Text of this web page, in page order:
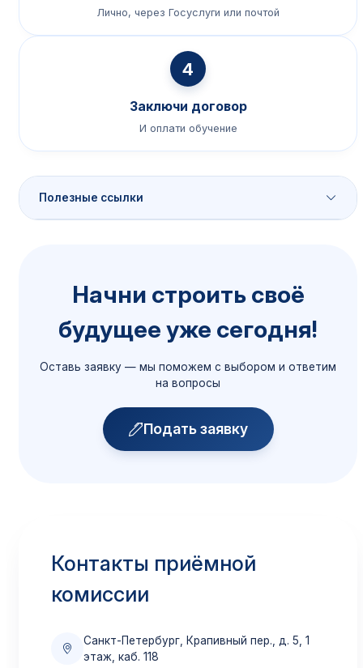
Лично, через Госуслуги или почтой
4
Заключи договор
И оплати обучение
Полезные ссылки
Сроки, документы, способы подачи
Подробнее →
Подробнее →
Приём по переводу
Подробнее →
Начни строить своё
будущее уже сегодня!
Оставь заявку — мы поможем с выбором и ответим
на вопросы
Подать заявку
Контакты приёмной
комиссии
Санкт-Петербург, Крапивный пер., д. 5, 1
этаж, каб. 118